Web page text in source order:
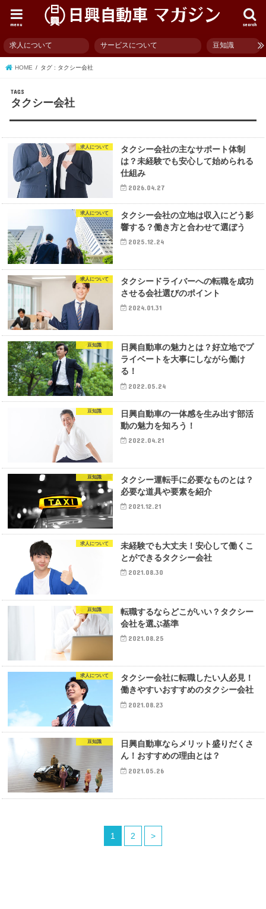
search
menu
求人について サービスについて 豆知識
HOME タグ : タクシー会社
タクシー会社
求人について
タクシー会社の主なサポート体制
は？未経験でも安心して始められる
仕組み
2026.04.27
求人について
タクシー会社の立地は収入にどう影
響する？働き方と合わせて選ぼう
2025.12.24
求人について
タクシードライバーへの転職を成功
させる会社選びのポイント
2024.01.31
豆知識
日興自動車の魅力とは？好立地でプ
ライベートを大事にしながら働け
る！
2022.05.24
豆知識
日興自動車の一体感を生み出す部活
動の魅力を知ろう！
2022.04.21
豆知識
タクシー運転手に必要なものとは？
必要な道具や要素を紹介
2021.12.21
求人について
未経験でも大丈夫！安心して働くこ
とができるタクシー会社
2021.08.30
豆知識
転職するならどこがいい？タクシー
会社を選ぶ基準
2021.08.25
求人について
タクシー会社に転職したい人必見！
働きやすいおすすめのタクシー会社
2021.08.23
豆知識
日興自動車ならメリット盛りだくさ
ん！おすすめの理由とは？
2021.05.26
1 2 >